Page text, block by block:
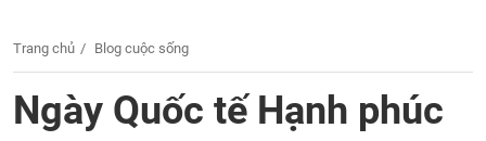
Trang chủ Blog cuộc sống
Ngày Quốc tế Hạnh phúc